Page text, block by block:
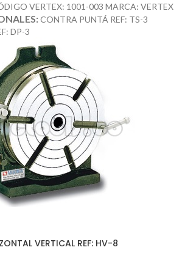
VERTEX: 1001-003 MARCA: VERTEX
CONTRA PUNTÁ REF: TS-3
DP-3
VERTICAL REF: HV-8